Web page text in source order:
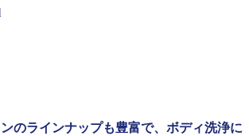
のラインナップも豊富で、ボディ洗浄に